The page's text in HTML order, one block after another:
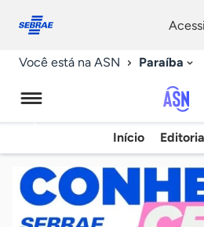
conosco
Você está na ASN Paraíba
de
Início